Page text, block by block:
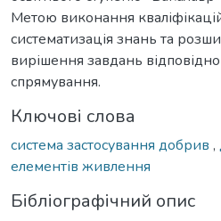
Метою виконання
систематизація знань та
вирішення завдань
спрямування.
Ключові слова
система застосування добрив ,
елементів живлення
Бібліографічний опис